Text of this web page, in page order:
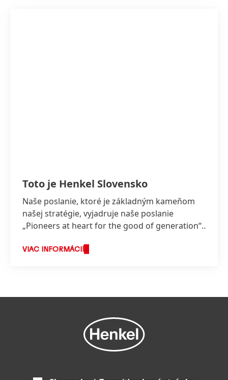
Toto je Henkel Slovensko
Naše poslanie, ktoré je základným kameňom
našej stratégie, vyjadruje naše poslanie
„Pioneers at heart for the good of generation“,
čo usilujeme.
VIAC INFORMÁCIÍ